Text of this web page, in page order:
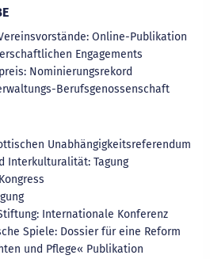
Online-Publikation
Engagements
Nominierungsrekord
Berufsgenossenschaft
Unabhängigkeitsreferendum
Interkulturalität: Tagung
Internationale Konferenz
Spiele: Dossier für eine Reform
und Pflege« Publikation